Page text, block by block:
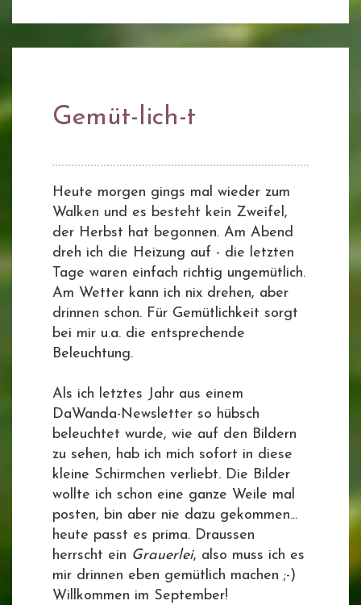
Gemüt-lich-t
Heute morgen gings mal wieder zum
Walken und es besteht kein Zweifel,
der Herbst hat begonnen. Am Abend
dreh ich die Heizung auf - die letzten
Tage waren einfach richtig ungemütlich.
Am Wetter kann ich nix drehen, aber
drinnen schon. Für Gemütlichkeit sorgt
bei mir u.a. die entsprechende
Beleuchtung.
Als ich letztes Jahr aus einem
DaWanda-Newsletter so hübsch
beleuchtet wurde, wie auf den Bildern
zu sehen, hab ich mich sofort in diese
kleine Schirmchen verliebt. Die Bilder
wollte ich schon eine ganze Weile mal
posten, bin aber nie dazu gekommen...
heute passt es prima. Draussen
herrscht ein Grauerlei, also muss ich es
mir drinnen eben gemütlich machen ;-)
Willkommen im September!